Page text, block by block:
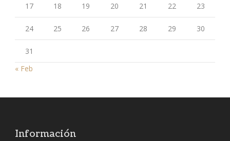
17 18 19 20 21 22 23
24 25 26 27 28 29 30
31
« Feb
Información